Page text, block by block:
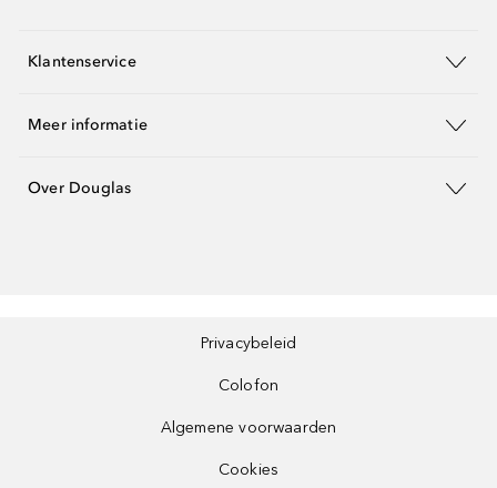
Klantenservice
Meer informatie
Over Douglas
Privacybeleid
Colofon
Algemene voorwaarden
Cookies